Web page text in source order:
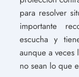
para resolver
importante
escucha y
aunque a veces
no sean lo que